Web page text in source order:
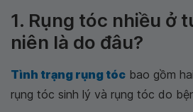
1. Rụng tóc nhiều ở
niên là do đâu?
Tình trạng rụng tóc bao gồm
rụng tóc sinh lý và rụng tóc do